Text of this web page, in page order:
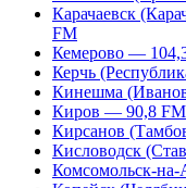
Карачаевск
FM
Кемерово —
Керчь
Кинешма
Киров — 90,8 FM
Кирсанов
Кисловодск
Комсомольск-